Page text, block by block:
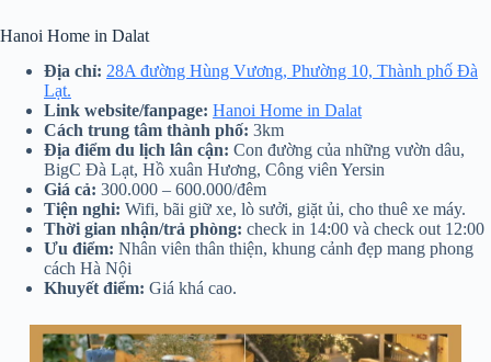
Hanoi Home in Dalat
Địa chỉ: 28A đường Hùng Vương, Phường 10, Thành phố Đà
Lạt.
Link website/fanpage: Hanoi Home in Dalat
Cách trung tâm thành phố: 3km
Địa điểm du lịch lân cận: Con đường của những vườn dâu,
BigC Đà Lạt, Hồ xuân Hương, Công viên Yersin
Giá cả: 300.000 – 600.000/đêm
Tiện nghi: Wifi, bãi giữ xe, lò sưởi, giặt ủi, cho thuê xe máy.
Thời gian nhận/trả phòng: check in 14:00 và check out 12:00
Ưu điểm: Nhân viên thân thiện, khung cảnh đẹp mang phong
cách Hà Nội
Khuyết điểm: Giá khá cao.